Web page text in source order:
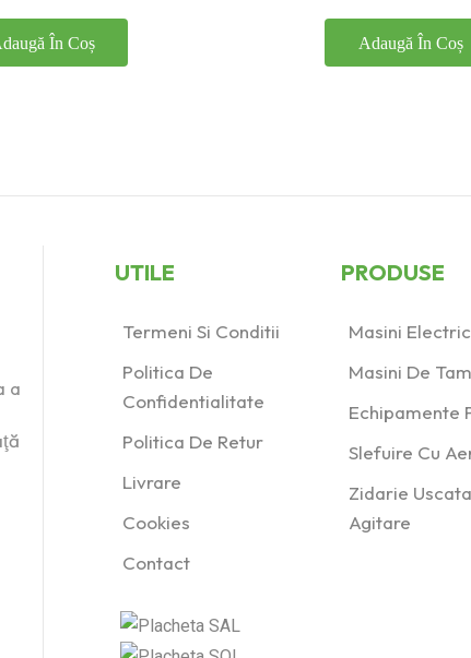
În Coș Adaugă În Coș
a
UTILE
Termeni Si Conditii
Politica De
Confidentialitate
Politica De Retur
Livrare
Cookies
Contact
PRODUSE
Masini
Masini De
Echipamente
Slefuire Cu
Zidarie
Agitare